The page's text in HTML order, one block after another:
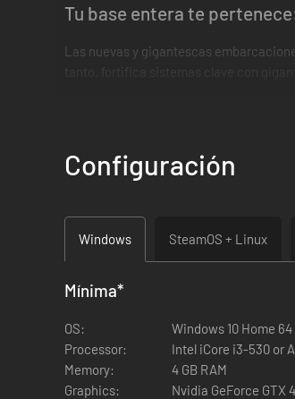
Tu base entera te
Las nuevas y gigantescas
Cuidado con los saqueadores –
ten cuidado, no sea que se alíen y
La expansión incorpora nuevos
personalizar tu desarrollo.
Como acompañamiento a tu
Configuración
Windows SteamOS + Linux
Mínima*
OS:
Windows 10 Home
Processor:
Intel iCore i3-530 or
Memory:
4 GB RAM
Graphics:
Nvidia GeForce GTX 460 or